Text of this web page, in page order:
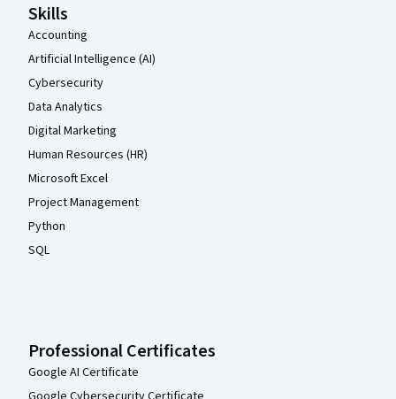
Skills
Accounting
Artificial Intelligence (AI)
Cybersecurity
Data Analytics
Digital Marketing
Human Resources (HR)
Microsoft Excel
Project Management
Python
SQL
Professional Certificates
Google AI Certificate